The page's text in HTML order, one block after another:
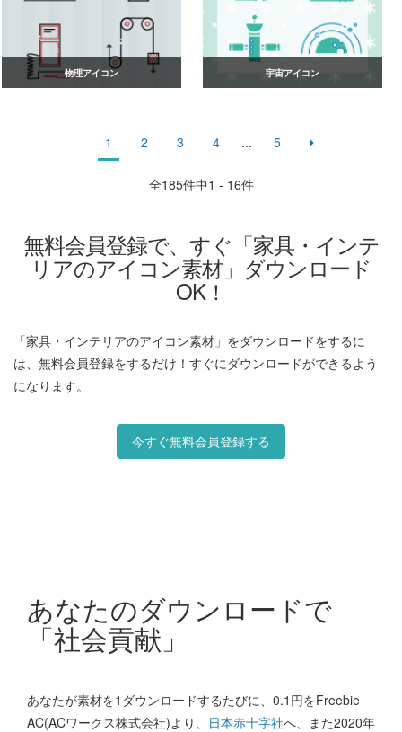
物理アイコン 宇宙アイコン
1 2 3 4 ... 5
全185件中1 - 16件
無料会員登録で、すぐ「家具・インテ
リアのアイコン素材」ダウンロード
OK！
「家具・インテリアのアイコン素材」をダウンロードをするに
は、無料会員登録をするだけ！すぐにダウンロードができるよう
になります。
今すぐ無料会員登録する
あなたのダウンロードで
「社会貢献」
あなたが素材を1ダウンロードするたびに、0.1円をFreebie
AC(ACワークス株式会社)より、 日本赤十字社へ、また2020年